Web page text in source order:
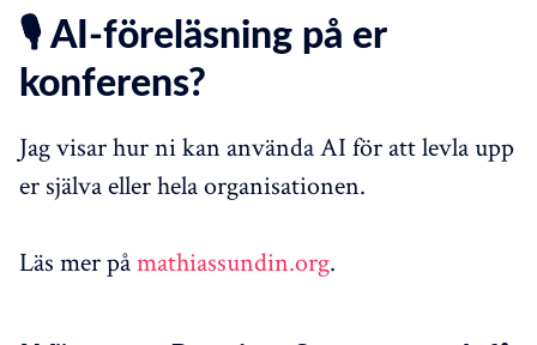
🎙️ AI-föreläsning på er
konferens?
Jag visar hur ni kan använda AI för att levla upp
er själva eller hela organisationen.
Läs mer påmathiassundin.org.